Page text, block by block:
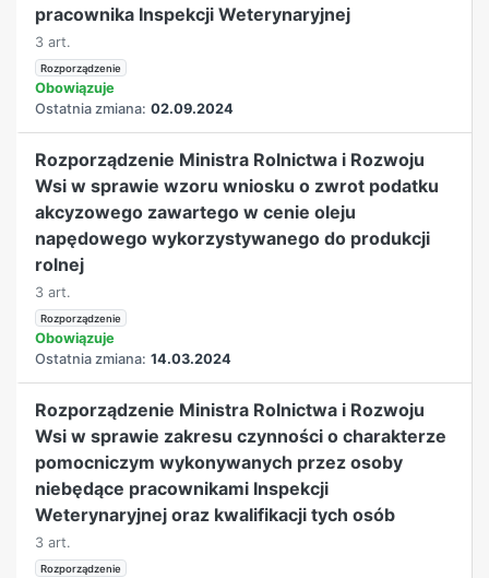
pracownika Inspekcji Weterynaryjnej
3 art.
Rozporządzenie
Obowiązuje
Ostatnia zmiana: 02.09.2024
Rozporządzenie Ministra Rolnictwa i Rozwoju
Wsi w sprawie wzoru wniosku o zwrot podatku
akcyzowego zawartego w cenie oleju
napędowego wykorzystywanego do produkcji
rolnej
3 art.
Rozporządzenie
Obowiązuje
Ostatnia zmiana: 14.03.2024
Rozporządzenie Ministra Rolnictwa i Rozwoju
Wsi w sprawie zakresu czynności o charakterze
pomocniczym wykonywanych przez osoby
niebędące pracownikami Inspekcji
Weterynaryjnej oraz kwalifikacji tych osób
3 art.
Rozporządzenie